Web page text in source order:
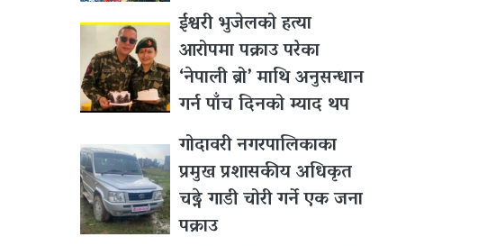
ईश्वरी भुजेलको हत्या
आरोपमा पक्राउ परेका
‘नेपाली ब्रो’ माथि अनुसन्धान
गर्न पाँच दिनको म्याद थप
गोदावरी नगरपालिकाका
प्रमुख प्रशासकीय अधिकृत
चढ्ने गाडी चोरी गर्ने एक जना
पक्राउ